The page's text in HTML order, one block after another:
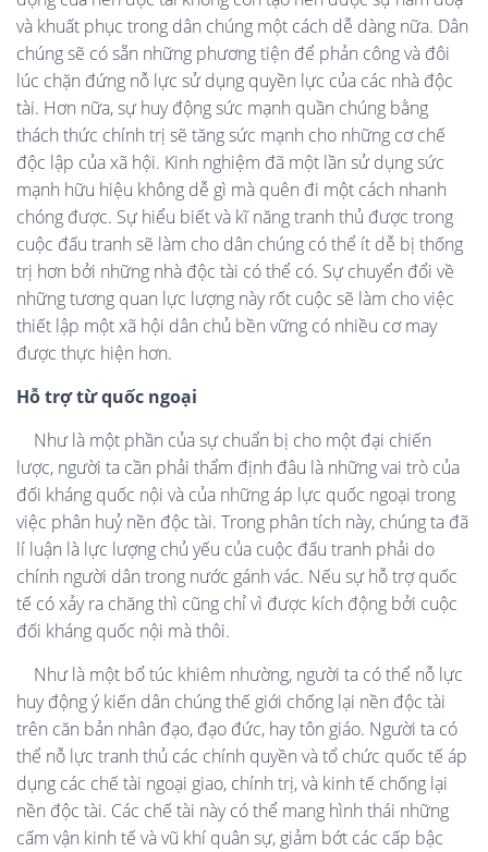
và khuất phục trong dân chúng một cách dễ dàng nữa. Dân
chúng sẽ có sẵn những phương tiện để phản công và đôi
lúc chặn đứng nỗ lực sử dụng quyền lực của các nhà độc
tài. Hơn nữa, sự huy động sức mạnh quần chúng bằng
thách thức chính trị sẽ tăng sức mạnh cho những cơ chế
độc lập của xã hội. Kinh nghiệm đã một lần sử dụng sức
mạnh hữu hiệu không dễ gì mà quên đi một cách nhanh
chóng được. Sự hiểu biết và kĩ năng tranh thủ được trong
cuộc đấu tranh sẽ làm cho dân chúng có thể ít dễ bị thống
trị hơn bởi những nhà độc tài có thể có. Sự chuyển đổi về
những tương quan lực lượng này rốt cuộc sẽ làm cho việc
thiết lập một xã hội dân chủ bền vững có nhiều cơ may
được thực hiện hơn.
Hỗ trợ từ quốc ngoại
Như là một phần của sự chuẩn bị cho một đại chiến
lược, người ta cần phải thẩm định đâu là những vai trò của
đối kháng quốc nội và của những áp lực quốc ngoại trong
việc phân huỷ nền độc tài. Trong phân tích này, chúng ta đã
lí luận là lực lượng chủ yếu của cuộc đấu tranh phải do
chính người dân trong nước gánh vác. Nếu sự hỗ trợ quốc
tế có xảy ra chăng thì cũng chỉ vì được kích động bởi cuộc
đối kháng quốc nội mà thôi.
Như là một bổ túc khiêm nhường, người ta có thể nỗ lực
huy động ý kiến dân chúng thế giới chống lại nền độc tài
trên căn bản nhân đạo, đạo đức, hay tôn giáo. Người ta có
thể nỗ lực tranh thủ các chính quyền và tổ chức quốc tế áp
dụng các chế tài ngoại giao, chính trị, và kinh tế chống lại
nền độc tài. Các chế tài này có thể mang hình thái những
cấm vận kinh tế và vũ khí quân sự, giảm bớt các cấp bậc